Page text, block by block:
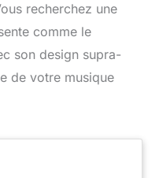
recherchez une
comme le
son design supra-
de votre musique